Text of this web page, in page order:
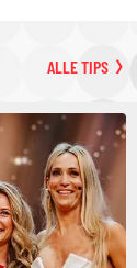
ALLE TIPS